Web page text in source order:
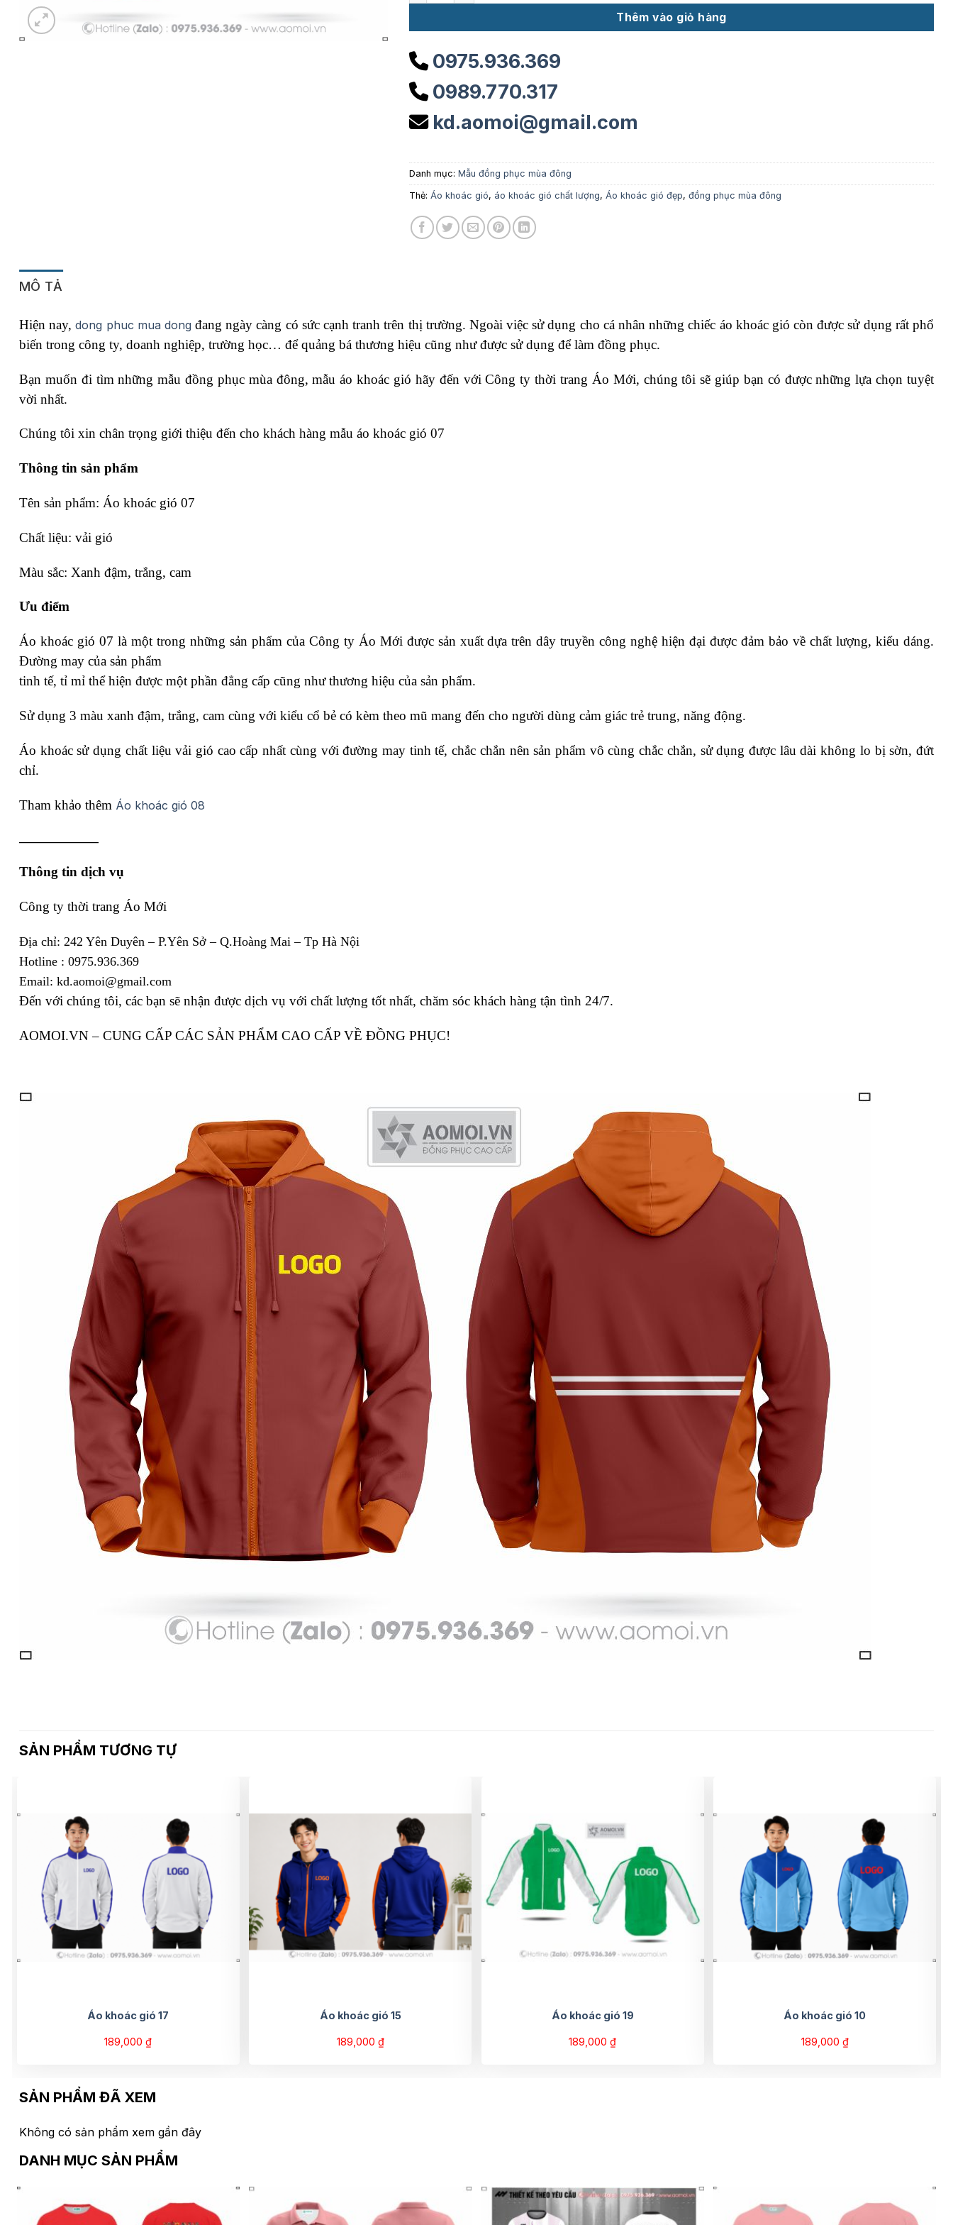
Thêm vào giỏ hàng
0975.936.369
0989.770.317
kd.aomoi@gmail.com
Danh mục: Mẫu đồng phục mùa đông
Thẻ: Áo khoác gió, áo khoác gió chất lượng, Áo khoác gió đẹp, đồng phục mùa đông
MÔ TẢ
Hiện nay,dong phuc mua dong đang ngày càng có sức cạnh tranh trên thị trường. Ngoài việc sử dụng cho cá nhân những chiếc áo khoác gió còn được sử dụng rất phổ
biến trong công ty, doanh nghiệp, trường học… để quảng bá thương hiệu cũng như được sử dụng để làm đồng phục.
Bạn muốn đi tìm những mẫu đồng phục mùa đông, mẫu áo khoác gió hãy đến với Công ty thời trang Áo Mới, chúng tôi sẽ giúp bạn có được những lựa chọn tuyệt
vời nhất.
Chúng tôi xin chân trọng giới thiệu đến cho khách hàng mẫu áo khoác gió 07
Thông tin sản phẩm
Tên sản phẩm: Áo khoác gió 07
Chất liệu: vải gió
Màu sắc: Xanh đậm, trắng, cam
Ưu điểm
Áo khoác gió 07 là một trong những sản phẩm của Công ty Áo Mới được sản xuất dựa trên dây truyền công nghệ hiện đại được đảm bảo về chất lượng, kiểu dáng.
Đường may của sản phẩm
tinh tế, tỉ mỉ thể hiện được một phần đẳng cấp cũng như thương hiệu của sản phẩm.
Sử dụng 3 màu xanh đậm, trắng, cam cùng với kiểu cổ bẻ có kèm theo mũ mang đến cho người dùng cảm giác trẻ trung, năng động.
Áo khoác sử dụng chất liệu vải gió cao cấp nhất cùng với đường may tinh tế, chắc chắn nên sản phẩm vô cùng chắc chắn, sử dụng được lâu dài không lo bị sờn, đứt
chỉ.
Tham khảo thêm Áo khoác gió 08
Thông tin dịch vụ
Công ty thời trang Áo Mới
Địa chỉ: 242 Yên Duyên – P.Yên Sở – Q.Hoàng Mai – Tp Hà Nội
Hotline : 0975.936.369
Email: kd.aomoi@gmail.com
Đến với chúng tôi, các bạn sẽ nhận được dịch vụ với chất lượng tốt nhất, chăm sóc khách hàng tận tình 24/7.
AOMOI.VN – CUNG CẤP CÁC SẢN PHẨM CAO CẤP VỀ ĐỒNG PHỤC!
SẢN PHẨM TƯƠNG TỰ
Áo khoác gió 17
189,000₫
Áo khoác gió 15
189,000 ₫
Áo khoác gió 19
189,000₫
Áo khoác gió 10
189,000 ₫
SẢN PHẨM ĐÃ XEM
Không có sản phẩm xem gần đây
DANH MỤC SẢN PHẨM